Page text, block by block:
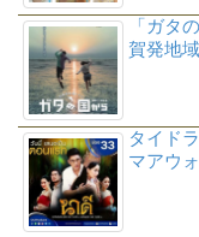
「ガタ
賀発地
タイド
マアウ